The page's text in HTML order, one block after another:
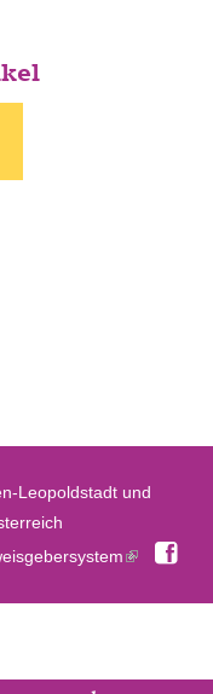
RUND UM DIE
›
Leopoldstadt und